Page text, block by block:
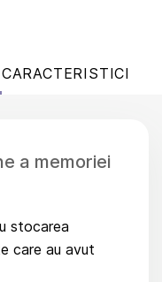
CARACTERISTICI
a memoriei
stocarea
care au avut